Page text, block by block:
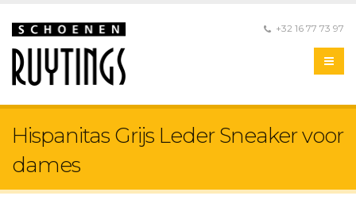
+32 16 77 73 97
Hispanitas Grijs Leder Sneaker voor
dames